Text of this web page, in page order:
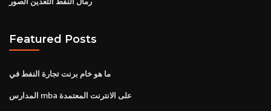
Featured Posts
ما هو خام برنت تجارة النفط في
المدارس mba على الانترنت المعتمدة